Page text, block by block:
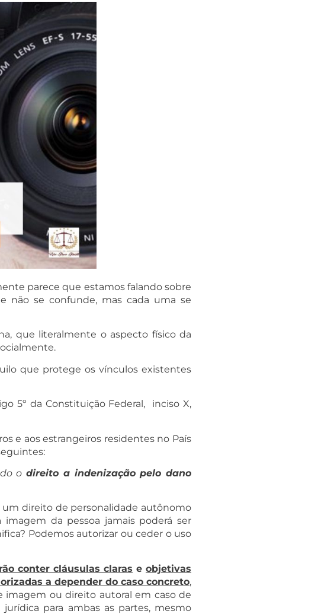
parece que estamos falando sobre
não se confunde, mas cada uma se
que literalmente o aspecto físico da
que protege os vínculos existentes
5º da Constituição Federal, inciso X,
e aos estrangeiros residentes no País
odireito a indenização pelo dano
direito de personalidade autônomo
da pessoa jamais poderá ser
Podemos autorizar ou ceder o uso
conter cláusulas claras eobjetivas
a depender do caso concreto,
imagem ou direito autoral em caso de
para ambas as partes, mesmo